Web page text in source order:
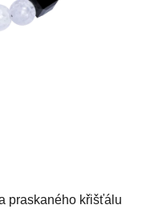
praskaného křišťálu